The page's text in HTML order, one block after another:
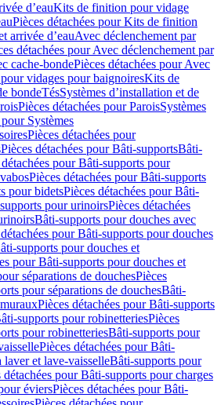
d’eauKits de finition pour vidage
Pièces détachées pour Kits de finition
arrivée d’eauAvec déclenchement par
détachées pour Avec déclenchement par
cache-bondePièces détachées pour Avec
vidages pour baignoiresKits de
bondeTésSystèmes d’installation et de
Pièces détachées pour ParoisSystèmes
Systèmes
Pièces détachées pour
Pièces détachées pour Bâti-supportsBâti-
détachées pour Bâti-supports pour
Pièces détachées pour Bâti-supports
pour bidetsPièces détachées pour Bâti-
pour urinoirsPièces détachées
Bâti-supports pour douches avec
pour Bâti-supports pour douches
supports pour douches et
pour Bâti-supports pour douches et
séparations de douchesPièces
pour séparations de douchesBâti-
Pièces détachées pour Bâti-supports
supports pour robinetteriesPièces
pour robinetteriesBâti-supports pour
Pièces détachées pour Bâti-
laver et lave-vaisselleBâti-supports pour
détachées pour Bâti-supports pour charges
éviersPièces détachées pour Bâti-